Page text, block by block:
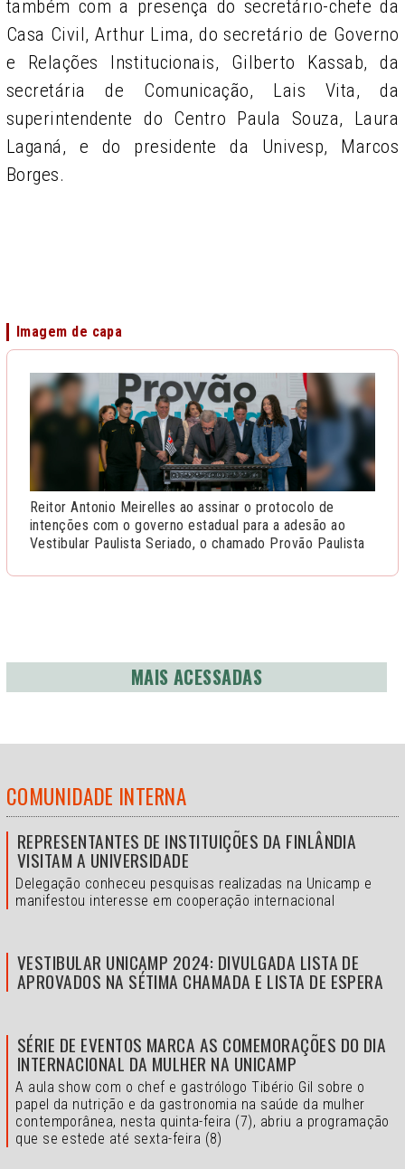
também com a presença do secretário-chefe da
Casa Civil, Arthur Lima, do secretário de Governo
e Relações Institucionais, Gilberto Kassab, da
secretária de Comunicação, Lais Vita, da
superintendente do Centro Paula Souza, Laura
Laganá, e do presidente da Univesp, Marcos
Borges.
Imagem de capa
Reitor Antonio Meirelles ao assinar o protocolo de
intenções com o governo estadual para a adesão ao
Vestibular Paulista Seriado, o chamado Provão Paulista
MAIS ACESSADAS
COMUNIDADE INTERNA
REPRESENTANTES DE INSTITUIÇÕES DA FINLÂNDIA
VISITAM A UNIVERSIDADE
Delegação conheceu pesquisas realizadas na Unicamp e
manifestou interesse em cooperação internacional
VESTIBULAR UNICAMP 2024: DIVULGADA LISTA DE
APROVADOS NA SÉTIMA CHAMADA E LISTA DE ESPERA
SÉRIE DE EVENTOS MARCA AS COMEMORAÇÕES DO DIA
INTERNACIONAL DA MULHER NA UNICAMP
A aula show com o chef e gastrólogo Tibério Gil sobre o
papel da nutrição e da gastronomia na saúde da mulher
contemporânea, nesta quinta-feira (7), abriu a programação
que se estede até sexta-feira (8)